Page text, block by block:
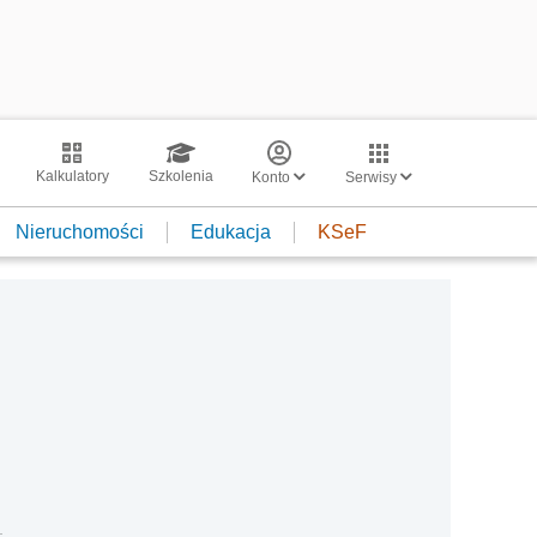
Kalkulatory Szkolenia Konto Serwisy
Nieruchomości Edukacja KSeF